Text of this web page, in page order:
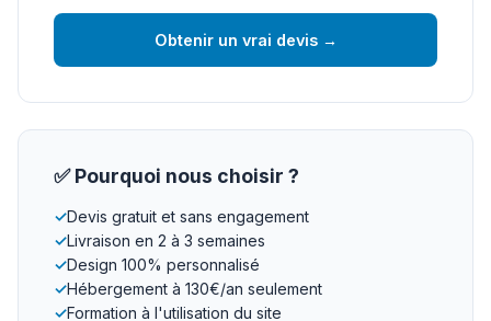
Obtenir un vrai devis →
✅ Pourquoi nous choisir ?
✓Devis gratuit et sans engagement
✓Livraison en 2 à 3 semaines
✓Design 100% personnalisé
✓Hébergement à 130€/an seulement
✓Formation à l'utilisation du site